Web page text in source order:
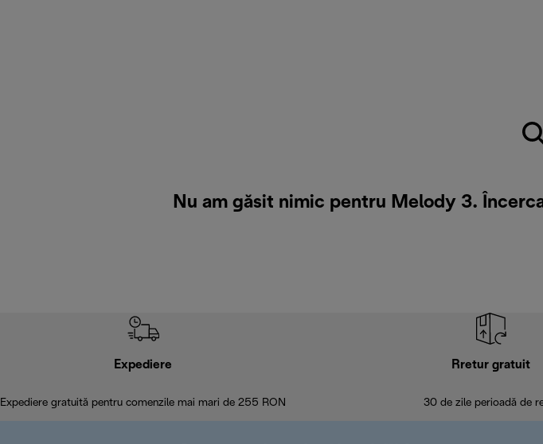
Nu am găsit nimic pentru Melody 3.
Expediere
Expediere gratuită pentru comenzile mai mari de 255 RON
Rretur gratuit
30 de zile perioadă de